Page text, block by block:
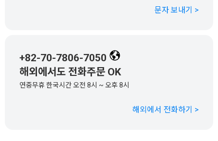
문자 보내기 >
+82-70-7806-7050
해외에서도 전화주문 OK
연중무휴 한국시간 오전 8시 ~ 오후 8시
해외에서 전화하기 >